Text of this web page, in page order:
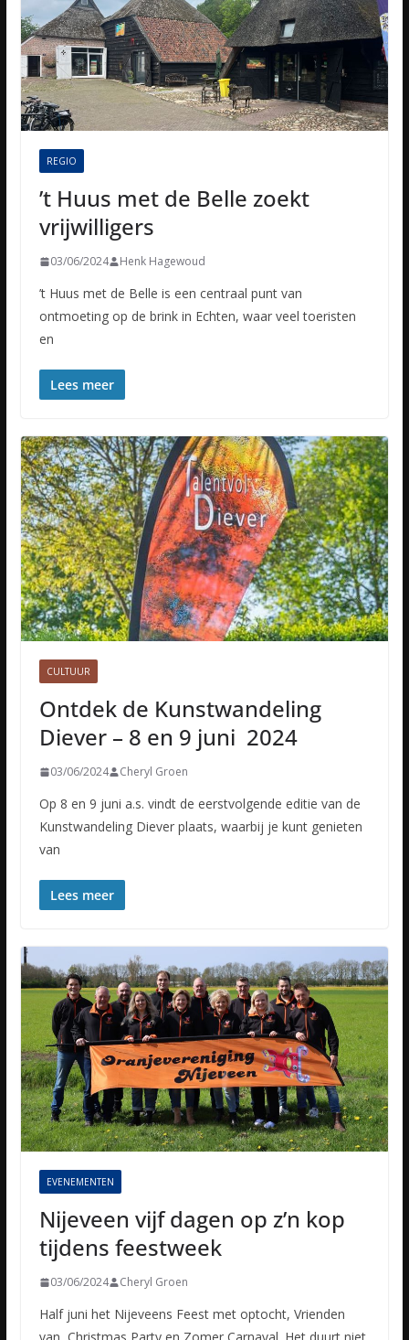
REGIO
’t Huus met de Belle zoekt
vrijwilligers
03/06/2024 Henk Hagewoud
’t Huus met de Belle is een centraal punt van
ontmoeting op de brink in Echten, waar veel toeristen
en
Lees meer
CULTUUR
Ontdek de Kunstwandeling
Diever – 8 en 9 juni 2024
03/06/2024 Cheryl Groen
Op 8 en 9 juni a.s. vindt de eerstvolgende editie van de
Kunstwandeling Diever plaats, waarbij je kunt genieten
van
Lees meer
EVENEMENTEN
Nijeveen vijf dagen op z’n kop
tijdens feestweek
03/06/2024 Cheryl Groen
Half juni het Nijeveens Feest met optocht, Vrienden